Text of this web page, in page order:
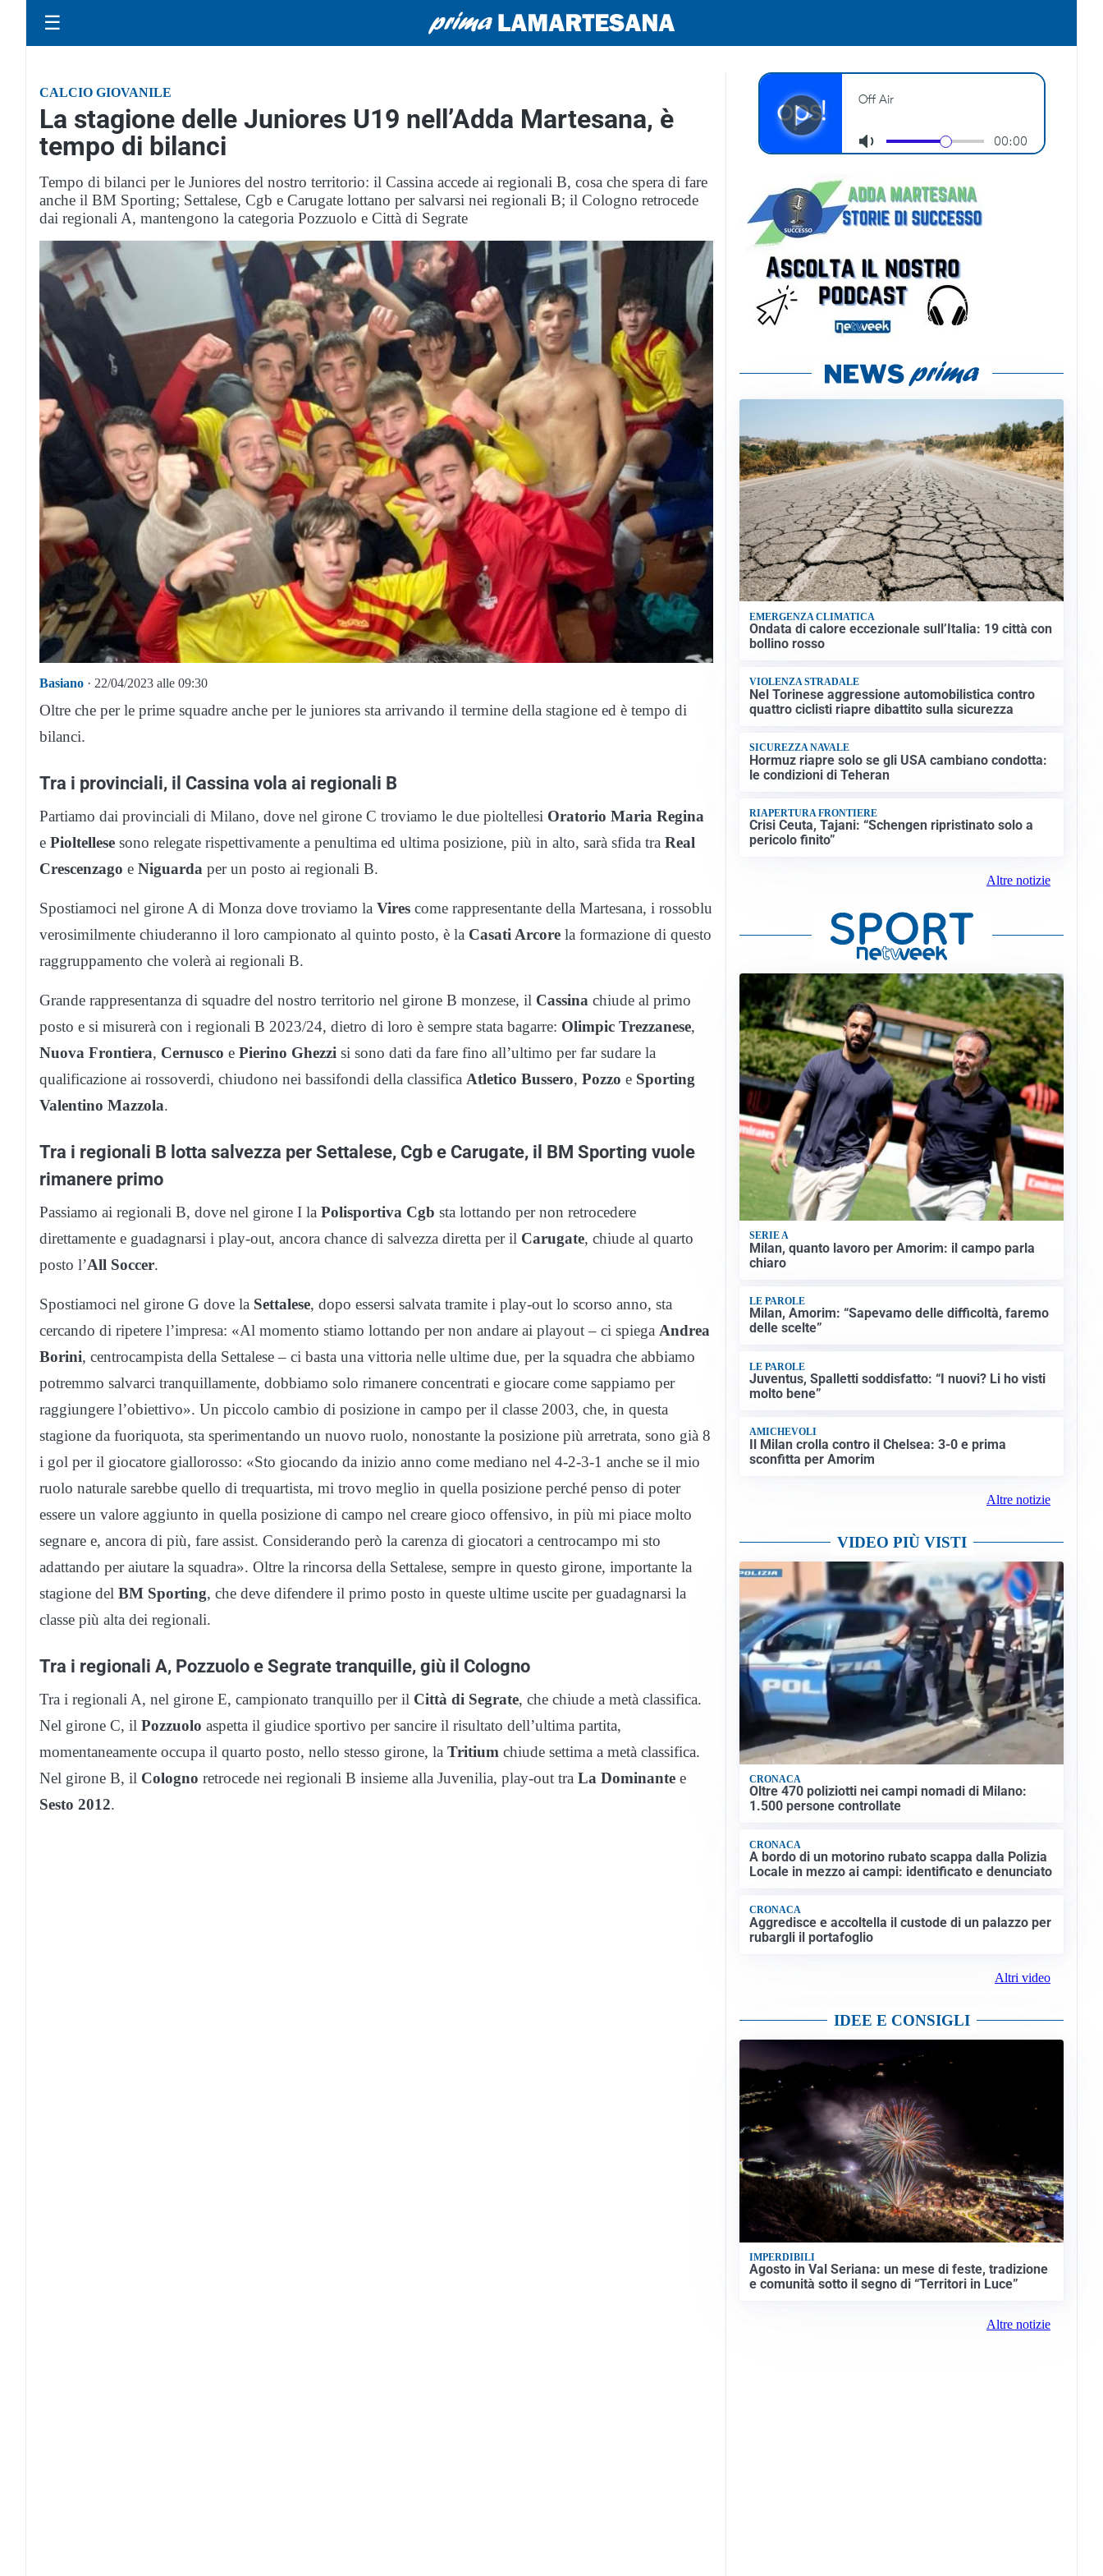
☰
CALCIO GIOVANILE
La stagione delle Juniores U19 nell’Adda Martesana, è
tempo di bilanci
Tempo di bilanci per le Juniores del nostro territorio: il Cassina accede ai regionali B, cosa che spera di fare
anche il BM Sporting; Settalese, Cgb e Carugate lottano per salvarsi nei regionali B; il Cologno retrocede
dai regionali A, mantengono la categoria Pozzuolo e Città di Segrate
Basiano · 22/04/2023 alle 09:30
Oltre che per le prime squadre anche per le juniores sta arrivando il termine della stagione ed è tempo di
bilanci.
Tra i provinciali, il Cassina vola ai regionali B
Partiamo dai provinciali di Milano, dove nel girone C troviamo le due pioltellesi Oratorio Maria Regina
e Pioltellese sono relegate rispettivamente a penultima ed ultima posizione, più in alto, sarà sfida tra Real
Crescenzago e Niguarda per un posto ai regionali B.
Spostiamoci nel girone A di Monza dove troviamo la Vires come rappresentante della Martesana, i rossoblu
verosimilmente chiuderanno il loro campionato al quinto posto, è la Casati Arcore la formazione di questo
raggruppamento che volerà ai regionali B.
Grande rappresentanza di squadre del nostro territorio nel girone B monzese, il Cassina chiude al primo
posto e si misurerà con i regionali B 2023/24, dietro di loro è sempre stata bagarre: Olimpic Trezzanese,
Nuova Frontiera, Cernusco e Pierino Ghezzi si sono dati da fare fino all’ultimo per far sudare la
qualificazione ai rossoverdi, chiudono nei bassifondi della classifica Atletico Bussero, Pozzo e Sporting
Valentino Mazzola.
Tra i regionali B lotta salvezza per Settalese, Cgb e Carugate, il BM Sporting vuole
rimanere primo
Passiamo ai regionali B, dove nel girone I la Polisportiva Cgb sta lottando per non retrocedere
direttamente e guadagnarsi i play-out, ancora chance di salvezza diretta per il Carugate, chiude al quarto
posto l’All Soccer.
Spostiamoci nel girone G dove la Settalese, dopo essersi salvata tramite i play-out lo scorso anno, sta
cercando di ripetere l’impresa: «Al momento stiamo lottando per non andare ai playout – ci spiega Andrea
Borini, centrocampista della Settalese – ci basta una vittoria nelle ultime due, per la squadra che abbiamo
potremmo salvarci tranquillamente, dobbiamo solo rimanere concentrati e giocare come sappiamo per
raggiungere l’obiettivo». Un piccolo cambio di posizione in campo per il classe 2003, che, in questa
stagione da fuoriquota, sta sperimentando un nuovo ruolo, nonostante la posizione più arretrata, sono già 8
i gol per il giocatore giallorosso: «Sto giocando da inizio anno come mediano nel 4-2-3-1 anche se il mio
ruolo naturale sarebbe quello di trequartista, mi trovo meglio in quella posizione perché penso di poter
essere un valore aggiunto in quella posizione di campo nel creare gioco offensivo, in più mi piace molto
segnare e, ancora di più, fare assist. Considerando però la carenza di giocatori a centrocampo mi sto
adattando per aiutare la squadra». Oltre la rincorsa della Settalese, sempre in questo girone, importante la
stagione del BM Sporting, che deve difendere il primo posto in queste ultime uscite per guadagnarsi la
classe più alta dei regionali.
Tra i regionali A, Pozzuolo e Segrate tranquille, giù il Cologno
Tra i regionali A, nel girone E, campionato tranquillo per il Città di Segrate, che chiude a metà classifica.
Nel girone C, il Pozzuolo aspetta il giudice sportivo per sancire il risultato dell’ultima partita,
momentaneamente occupa il quarto posto, nello stesso girone, la Tritium chiude settima a metà classifica.
Nel girone B, il Cologno retrocede nei regionali B insieme alla Juvenilia, play-out tra La Dominante e
Sesto 2012.
EMERGENZA CLIMATICA
Ondata di calore eccezionale sull’Italia: 19 città con
bollino rosso
VIOLENZA STRADALE
Nel Torinese aggressione automobilistica contro
quattro ciclisti riapre dibattito sulla sicurezza
SICUREZZA NAVALE
Hormuz riapre solo se gli USA cambiano condotta:
le condizioni di Teheran
RIAPERTURA FRONTIERE
Crisi Ceuta, Tajani: “Schengen ripristinato solo a
pericolo finito”
Altre notizie
SERIE A
Milan, quanto lavoro per Amorim: il campo parla
chiaro
LE PAROLE
Milan, Amorim: “Sapevamo delle difficoltà, faremo
delle scelte”
LE PAROLE
Juventus, Spalletti soddisfatto: “I nuovi? Li ho visti
molto bene”
AMICHEVOLI
Il Milan crolla contro il Chelsea: 3-0 e prima
sconfitta per Amorim
Altre notizie
VIDEO PIÙ VISTI
CRONACA
Oltre 470 poliziotti nei campi nomadi di Milano:
1.500 persone controllate
CRONACA
A bordo di un motorino rubato scappa dalla Polizia
Locale in mezzo ai campi: identificato e denunciato
CRONACA
Aggredisce e accoltella il custode di un palazzo per
rubargli il portafoglio
Altri video
IDEE E CONSIGLI
IMPERDIBILI
Agosto in Val Seriana: un mese di feste, tradizione
e comunità sotto il segno di “Territori in Luce”
Altre notizie